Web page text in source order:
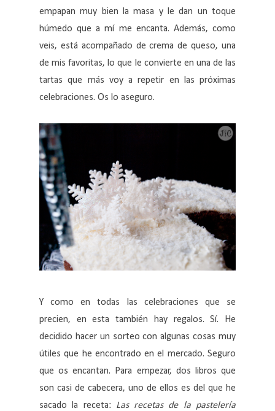
empapan muy bien la masa y le dan un toque
húmedo que a mí me encanta. Además, como
veis, está acompañado de crema de queso, una
de mis favoritas, lo que le convierte en una de las
tartas que más voy a repetir en las próximas
celebraciones. Os lo aseguro.
Y como en todas las celebraciones que se
precien, en esta también hay regalos. Sí. He
decidido hacer un sorteo con algunas cosas muy
útiles que he encontrado en el mercado. Seguro
que os encantan. Para empezar, dos libros que
son casi de cabecera, uno de ellos es del que he
sacado la receta: Las recetas de la pastelería